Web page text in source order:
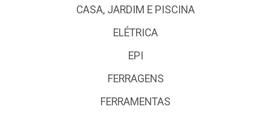
CASA, JARDIM E PISCINA
ELÉTRICA
EPI
FERRAGENS
FERRAMENTAS